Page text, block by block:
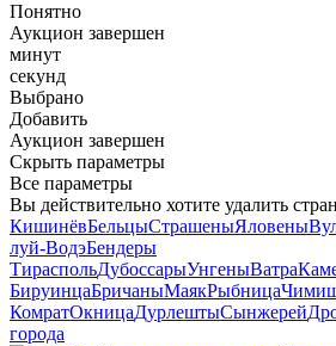
Понятно
Аукцион завершен
минут
секунд
Выбрано
Добавить
Аукцион завершен
Скрыть параметры
Все параметры
Вы действительно хотите удалить
КишинёвБельцыСтрашеныЯловены
луй-ВодэБендеры
ТираспольДубоссарыУнгеныВатра
БируинцаБричаныМаякРыбница
КомратОкницаДурлештыСынжерей
города